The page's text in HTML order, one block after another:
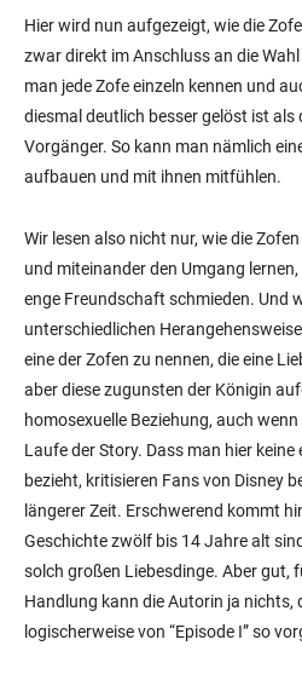
Hier wird nun aufgezeigt, wie die
zwar direkt im Anschluss an die
man jede Zofe einzeln kennen und
diesmal deutlich besser gelöst ist als
Vorgänger. So kann man nämlich
aufbauen und mit ihnen mitfühlen.
Wir lesen also nicht nur, wie die
und miteinander den Umgang
enge Freundschaft schmieden. Und
unterschiedlichen
eine der Zofen zu nennen, die eine
aber diese zugunsten der Königin
homosexuelle Beziehung, auch
Laufe der Story. Dass man hier
bezieht, kritisieren Fans von Disney
längerer Zeit. Erschwerend kommt
Geschichte zwölf bis 14 Jahre alt
solch großen Liebesdinge. Aber gut,
Handlung kann die Autorin ja nichts,
logischerweise von “Episode I” so